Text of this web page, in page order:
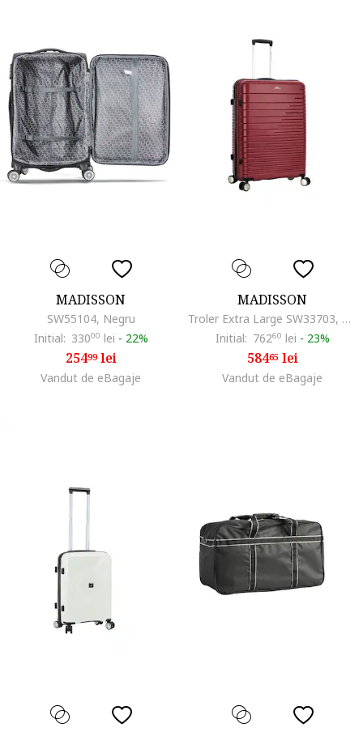
MADISSON
SW55104, Negru
Initial: 33000 lei - 22%
25499lei
Vandut de eBagaje
MADISSON
Troler Extra Large SW33703, Polipropilena, 4 Roti Duble, Cifru, 87 cm, Grena
Initial: 76260 lei - 23%
58465lei
Vandut de eBagaje